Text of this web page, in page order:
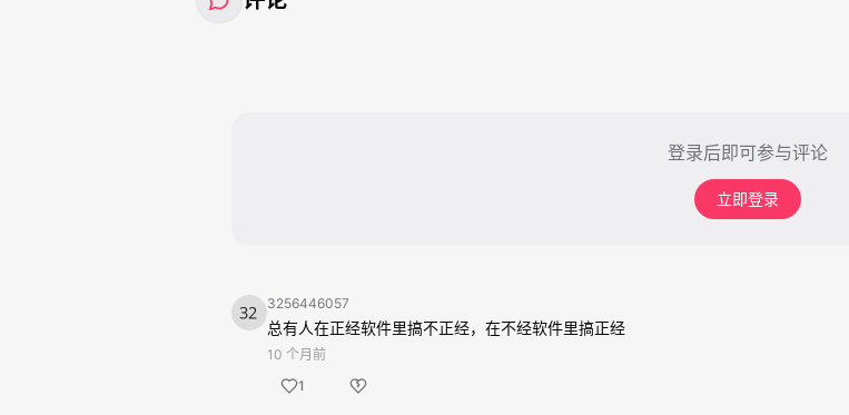
登录后即可参与评论
立即登录
3256446057
总有人在正经软件里搞不正经，在不经软件里搞正经
10 个月前
1